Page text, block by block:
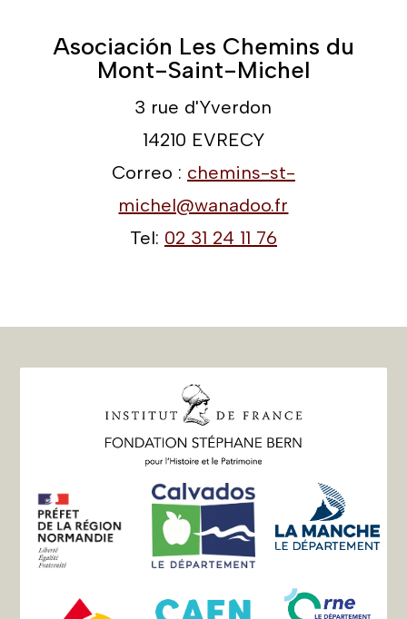
Asociación Les Chemins du
Mont-Saint-Michel
3 rue d'Yverdon
14210 EVRECY
Correo : chemins-st-
michel@wanadoo.fr
Tel: 02 31 24 11 76